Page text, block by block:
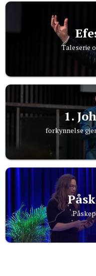
Taleserie
1.
forkynnelse